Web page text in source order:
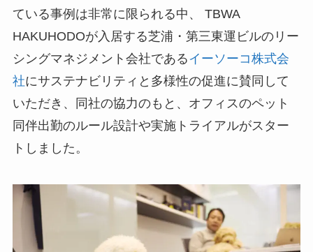
ている事例は非常に限られる中、 TBWA
HAKUHODOが入居する芝浦・第三東運ビルのリー
シングマネジメント会社である イーソーコ株式会
社にサステナビリティと多様性の促進に賛同して
いただき、同社の協力のもと、オフィスのペット
同伴出勤のルール設計や実施トライアルがスター
トしました。